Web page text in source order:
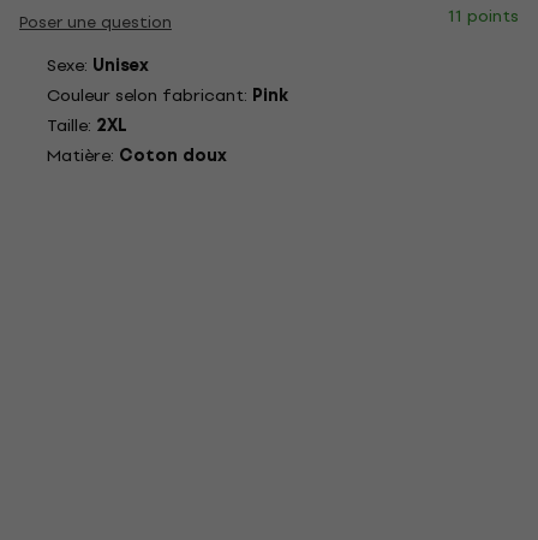
Poser une question
11 points
Sexe: Unisex
Couleur selon fabricant: Pink
Taille: 2XL
Matière: Coton doux